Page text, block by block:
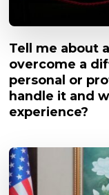
Tell me about
overcome a
personal or
handle it and
experience?